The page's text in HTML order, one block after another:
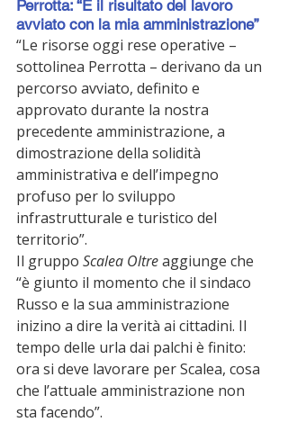
Perrotta: “È il risultato del lavoro
avviato con la mia amministrazione”
“Le risorse oggi rese operative –
sottolinea Perrotta – derivano da un
percorso avviato, definito e
approvato durante la nostra
precedente amministrazione, a
dimostrazione della solidità
amministrativa e dell’impegno
profuso per lo sviluppo
infrastrutturale e turistico del
territorio”.
Il gruppo Scalea Oltre aggiunge che
“è giunto il momento che il sindaco
Russo e la sua amministrazione
inizino a dire la verità ai cittadini. Il
tempo delle urla dai palchi è finito:
ora si deve lavorare per Scalea, cosa
che l’attuale amministrazione non
sta facendo”.